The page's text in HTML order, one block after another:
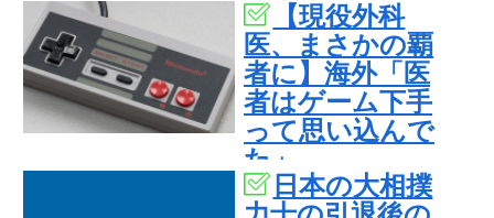
【現役外科
医、まさかの覇
者に】海外「医
者はゲーム下手
って思い込んで
た」
日本の大相撲